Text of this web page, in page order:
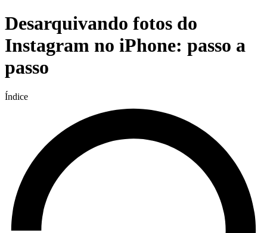
Desarquivando fotos do
Instagram no iPhone: passo a
passo
Índice